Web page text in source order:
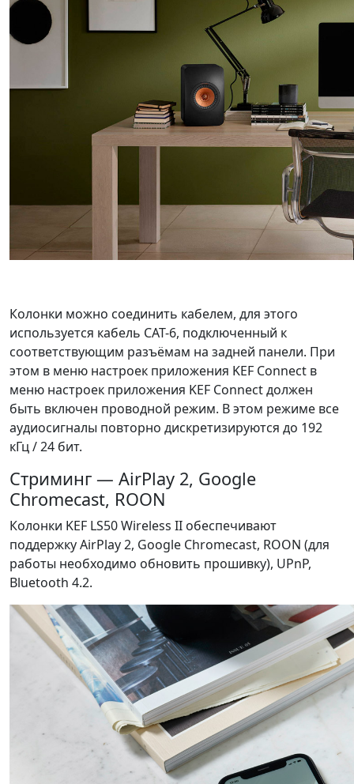
Колонки можно соединить кабелем, для этого
используется кабель CAT-6, подключенный к
соответствующим разъёмам на задней панели. При
этом в меню настроек приложения KEF Connect в
меню настроек приложения KEF Connect должен
быть включен проводной режим. В этом режиме все
аудиосигналы повторно дискретизируются до 192
кГц / 24 бит.
Стриминг — AirPlay 2, Google
Chromecast, ROON
Колонки KEF LS50 Wireless II обеспечивают
поддержку AirPlay 2, Google Chromecast, ROON (для
работы необходимо обновить прошивку), UPnP,
Bluetooth 4.2.